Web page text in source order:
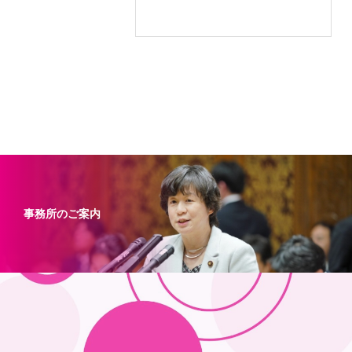
事務所のご案内